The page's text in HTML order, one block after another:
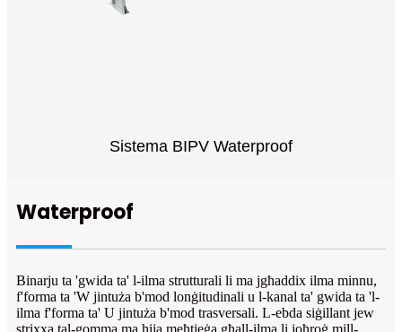
Sistema BIPV Waterproof
Waterproof
Binarju ta 'gwida ta' l-ilma strutturali li ma jgħaddix ilma minnu,
f'forma ta 'W jintuża b'mod lonġitudinali u l-kanal ta' gwida ta 'l-
ilma f'forma ta' U jintuża b'mod trasversali. L-ebda siġillant jew